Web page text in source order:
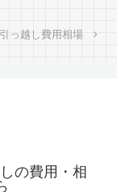
っ越し費用相場